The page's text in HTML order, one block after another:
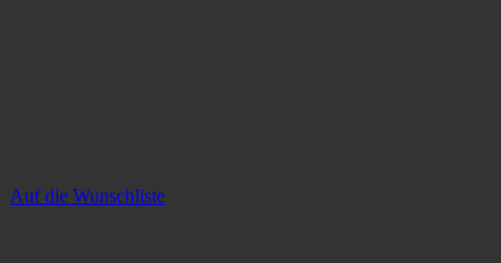
Auf die Wunschliste